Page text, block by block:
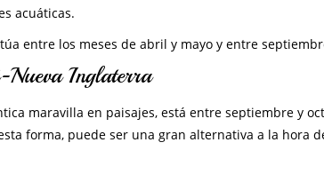
acuáticas.
entre los meses de abril y mayo y entre
Nueva Inglaterra
maravilla en paisajes, está entre septiembre y
forma, puede ser una gran alternativa a la hora